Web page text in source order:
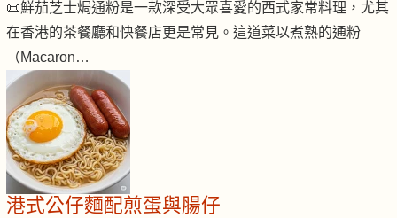
📜鮮茄芝士焗通粉是一款深受大眾喜愛的西式家常料理，尤其
在香港的茶餐廳和快餐店更是常見。這道菜以煮熟的通粉
（Macaron…
港式公仔麵配煎蛋與腸仔